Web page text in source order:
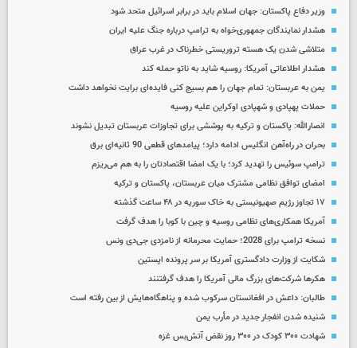
وزیر دفاع پاکستان: جهان اسلام باید در برابر اسرائیل متحد شود
هشدار نمایندگان جمهوری‌خواه به ترامپ درباره جنگ علیه ایران
متلاشی شدن یک هسته تروریستی خطرناک در غرب عراق
هشدار اطلاعاتی آمریکا: روسیه شاید به ناتو حمله کند
یمن به عربستان: تمام جهان را هم بسیج کنی فایده‌ای برایت نخواهد داشت
حملات پهپادی و شهپادی اوکراین علیه روسیه
انصارالله: پاکستان و ترکیه به پوششی برای تجاوزات عربستان تبدیل نشوند
بحران در راه‌آهن انگلیس ادامه دارد؛ پیامدهای قطعی 90 ثانیه‌ای برق
ترامپ سوئیس را تهدید کرد؛ با یک امضا اقتصادتان را به هم می‌ریزم
امضای توافق نظامی مشترک میان عربستان، پاکستان و ترکیه
۱۷ تجاوز رژیم صهیونیستی به خاک سوریه در ۴۸ ساعت گذشته
آمریکا همکاری‌های نظامی روسیه و چین با کوبا را هدف گرفت
نسخه ترامپ برای 2028؛ حمایت محرمانه از نامزدی جی‌دی ونس
شکایت از وزارت دادگستری آمریکا بر سر پرونده اپستین
هکرها شرکت‌های بزرگ مالی آمریکا را هدف گرفتنند
طالبان: داعش در افغانستان سرکوب شده و پناهگاه‌هایش از بین رفته است
شنیده شدن انفجار جدید در مأرب یمن
شهادت ۳۰۰ کودک در ۳۰۰ روز نقض آتش‌بس غزه